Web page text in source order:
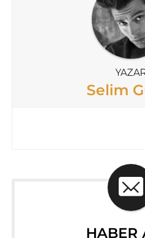
Selim
HABER